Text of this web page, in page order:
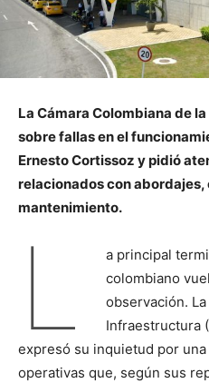
La Cámara Colombiana de
sobre fallas en el
Ernesto Cortissoz y pidió
relacionados con
mantenimiento.
L
a principal
colombiano
observación.
Infraestructura
expresó su inquietud por
operativas que, según sus